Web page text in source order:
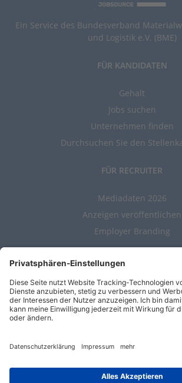
Ein Service des Bundesverband
und Logistik e.V. (BME)
FÜR KANDIDATEN
Gehalt
Jobs suchen
Unternehmen finden
Durchsuchen Sie den
FÜR RECRUITER
Mediadaten 2026
Anzeigen veröffentlichen
Employer Branding
ALLGEMEIN
Kontakt
AGBs